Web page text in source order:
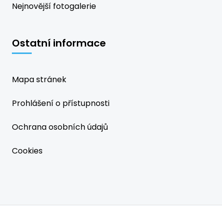
Nejnovější fotogalerie
Ostatní informace
Mapa stránek
Prohlášení o přístupnosti
Ochrana osobních údajů
Cookies